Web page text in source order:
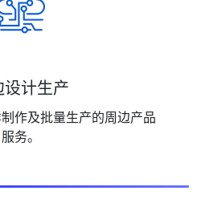
设计生产
作及批量生产的周边产品
服务。